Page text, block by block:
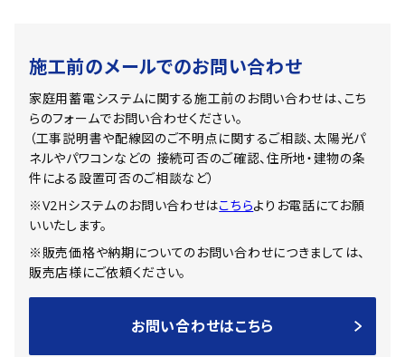
施工前のメールでのお問い合わせ
家庭用蓄電システムに関する施工前のお問い合わせは、こち
らのフォームでお問い合わせください。
（工事説明書や配線図のご不明点に関するご相談、太陽光パ
ネルやパワコンなどの 接続可否のご確認、住所地・建物の条
件による設置可否のご相談など）
※V2Hシステムのお問い合わせはこちらよりお電話にてお願
いいたします。
※販売価格や納期についてのお問い合わせにつきましては、
販売店様にご依頼ください。
お問い合わせはこちら